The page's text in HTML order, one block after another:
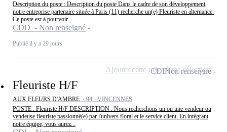
Description du poste : Description du poste Dans le cadre de son développement,
notre entreprise partenaire située à Paris (11) recherche un(e) Fleuriste en alternance.
Ce poste est à pourvoir...
CDD - Non renseigné
Publié il y a 29 jours
Fleuriste H/F
AUX FLEURS D'AMBRE - 94 - VINCENNES
POSTE : Fleuriste H/F DESCRIPTION : Nous recherchons un ou une vendeur ou
vendeuse fleuriste passionné(e) par l'univers floral et le service client. En intégrant
notre équipe, vous aurez...
CDINon renseigné
Ajouter cette offre à ma sélection